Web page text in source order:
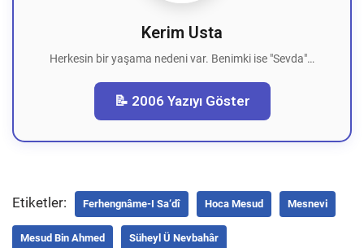
Kerim Usta
Herkesin bir yaşama nedeni var. Benimki ise "Sevda"…
📝 2006 Yazıyı Göster
Etiketler: Ferhengnâme-I Sa‘dî Hoca Mesud Mesnevi
Mesud Bin Ahmed Süheyl Ü Nevbahâr